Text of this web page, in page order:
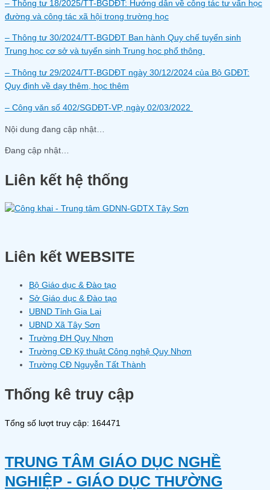
– Thông tư 18/2025/TT-BGDĐT: Hướng dẫn về công tác tư vấn học
đường và công tác xã hội trong trường học
– Thông tư 30/2024/TT-BGDĐT Ban hành Quy chế tuyển sinh
Trung học cơ sở và tuyển sinh Trung học phổ thông
– Thông tư 29/2024/TT-BGDĐT ngày 30/12/2024 của Bộ GDĐT:
Quy định về dạy thêm, học thêm
– Công văn số 402/SGDĐT-VP, ngày 02/03/2022
Nội dung đang cập nhật…
Đang cập nhật…
Liên kết hệ thống
Liên kết WEBSITE
Bộ Giáo dục & Đào tạo
Sở Giáo dục & Đào tạo
UBND Tỉnh Gia Lai
UBND Xã Tây Sơn
Trường ĐH Quy Nhơn
Trường CĐ Kỹ thuật Công nghệ Quy Nhơn
Trường CĐ Nguyễn Tất Thành
Thống kê truy cập
Tổng số lượt truy cập: 164471
TRUNG TÂM GIÁO DỤC NGHỀ
NGHIỆP - GIÁO DỤC THƯỜNG